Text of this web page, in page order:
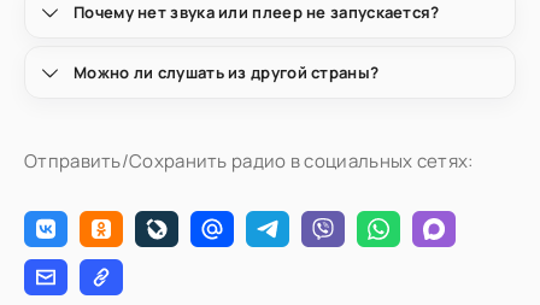
Почему нет звука или плеер не запускается?
Можно ли слушать из другой страны?
Отправить/Сохранить радио в социальных сетях: